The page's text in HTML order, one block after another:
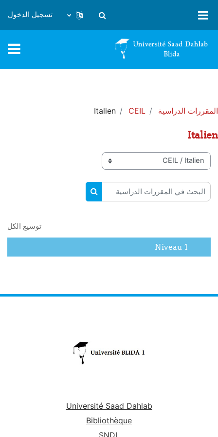
تبديل إدخال البحث
تسجيل الدخول
المقررات الدراسية CEIL
Italien
Italien
تصنيفات المقررات
البحث في المقررات الدراسية
البحث في المقررات الدراسية
توسيع الكل
Niveau 1
Université Saad Dahlab
Bibliothèque
SNDL